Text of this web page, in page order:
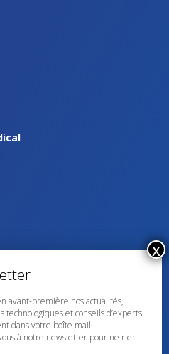
TeamViewer
avant-première nos actualités,
technologiques et conseils d’experts
dans votre boîte mail.
à notre newsletter pour ne rien